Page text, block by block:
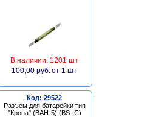
В наличии: 1201 шт
100,00 руб. от 1 шт
Код: 29522
Разъем для батарейки тип
"Крона" (BAH-5) (BS-IC)